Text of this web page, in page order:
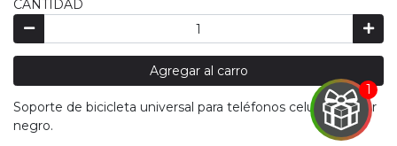
CANTIDAD
Agregar al carro
Soporte de bicicleta universal para teléfonos celulares color
negro.